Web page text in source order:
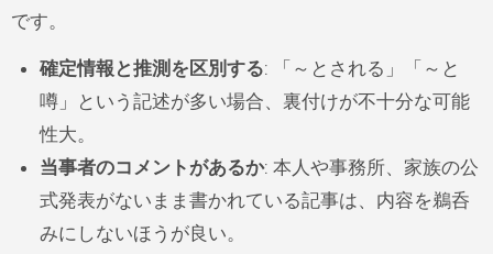
です。
確定情報と推測を区別する: 「～とされる」「～と
噂」という記述が多い場合、裏付けが不十分な可能
性大。
当事者のコメントがあるか: 本人や事務所、家族の公
式発表がないまま書かれている記事は、内容を鵜呑
みにしないほうが良い。